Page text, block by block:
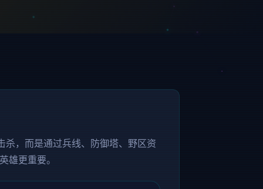
，而是通过兵线、防御塔、野区资
雄更重要。